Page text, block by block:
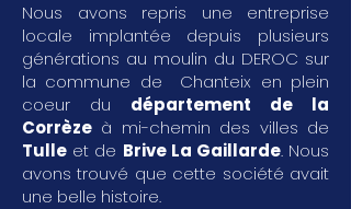
Nous avons repris une entreprise
locale implantée depuis plusieurs
générations au moulin du DEROC sur
la commune de Chanteix en plein
coeur du département de la
Corrèze à mi-chemin des villes de
Tulle et de Brive La Gaillarde. Nous
avons trouvé que cette société avait
une belle histoire.